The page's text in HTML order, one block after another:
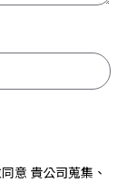
意 貴公司蒐集、